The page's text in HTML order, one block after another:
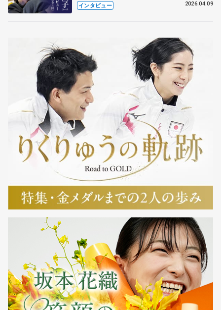
も通用するという坂本花織の筋肉
インタビュー 2026.04.09